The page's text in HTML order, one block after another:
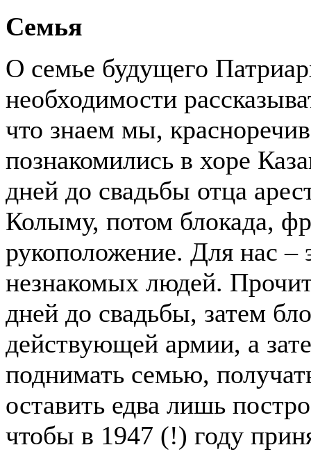
Семья
О семье будущего
необходимости
что знаем мы,
познакомились в хоре
дней до свадьбы отца
Колыму, потом блокада,
рукоположение. Для нас –
незнакомых людей.
дней до свадьбы, затем
действующей армии, а
поднимать семью,
оставить едва лишь
чтобы в 1947 (!) году